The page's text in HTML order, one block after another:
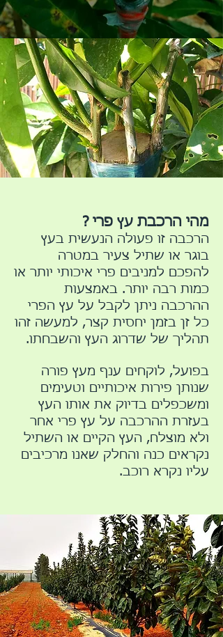
מהי הרכבת עץ פרי ?
הרכבה זו פעולה הנעשית בעץ
בוגר או שתיל צעיר במטרה
להפכם למניבים פרי איכותי יותר או
כמות רבה יותר. באמצעות
ההרכבה ניתן לקבל על עץ הפרי
כל זן בזמן יחסית קצר, למעשה זהו
תהליך של שדרוג העץ והשבחתו.
בפועל, לוקחים ענף מעץ פורה
שנותן פירות איכותיים וטעימים
ומשכפלים בדיוק את אותו העץ
בעזרת ההרכבה על עץ פרי אחר
ולא מוצלח, העץ הקיים או השתיל
נקראים כנה והחלק שאנו מרכיבים
עליו נקרא רוכב.